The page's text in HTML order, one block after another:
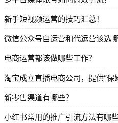
新手短视频运营的技巧汇总！
微信公众号自运营和代运营该选哪
电商运营都该做哪些工作？
淘宝成立直播电商公司，提供“保
新零售渠道有哪些？
小红书常用的推广引流方法有哪些